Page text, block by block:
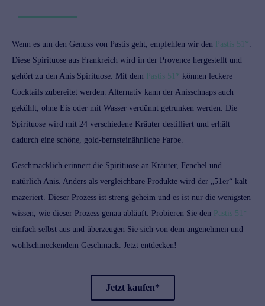
Wenn es um den Genuss von Pastis geht, empfehlen wir den Pastis 51*.
Diese Spirituose aus Frankreich wird in der Provence hergestellt und
gehört zu den Anis Spirituose. Mit dem Pastis 51* können leckere
Cocktails zubereitet werden. Alternativ kann der Anisschnaps auch
gekühlt, ohne Eis oder mit Wasser verdünnt getrunken werden. Die
Spirituose wird mit 24 verschiedene Kräuter destilliert und erhält
dadurch eine schöne, gold-bernsteinähnliche Farbe.
Geschmacklich erinnert die Spirituose an Kräuter, Fenchel und
natürlich Anis. Anders als vergleichbare Produkte wird der „51er“ kalt
mazeriert. Dieser Prozess ist streng geheim und es ist nur die wenigsten
wissen, wie dieser Prozess genau abläuft. Probieren Sie den Pastis 51*
einfach selbst aus und überzeugen Sie sich von dem angenehmen und
wohlschmeckendem Geschmack. Jetzt entdecken!
Jetzt kaufen*